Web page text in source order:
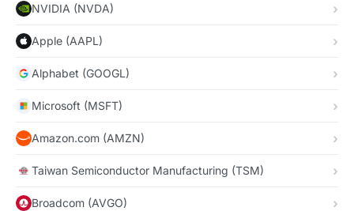
NVIDIA (NVDA)
Apple (AAPL)
Alphabet (GOOGL)
Microsoft (MSFT)
Amazon.com (AMZN)
Taiwan Semiconductor Manufacturing (TSM)
Broadcom (AVGO)